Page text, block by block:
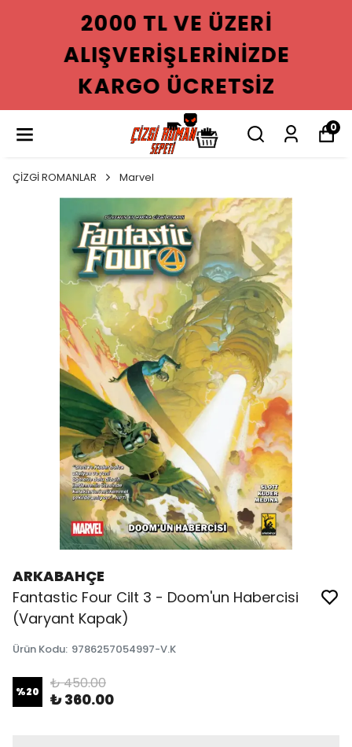
2000 TL VE ÜZERI
ALIŞVERIŞLERINIZDE
KARGO ÜCRETSIZ
0
ÇİZGİ ROMANLAR Marvel
ARKABAHÇE
Fantastic Four Cilt 3 - Doom'un Habercisi
(Varyant Kapak)
Ürün Kodu: 9786257054997-V.K
%20 ₺ 450.00
₺ 360.00